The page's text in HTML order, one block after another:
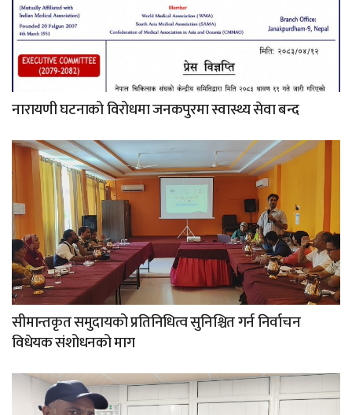
नारायणी घटनाको विरोधमा जनकपुरमा स्वास्थ्य सेवा बन्द
सीमान्तकृत समुदायको प्रतिनिधित्व सुनिश्चित गर्न निर्वाचन
विधेयक संशोधनको माग